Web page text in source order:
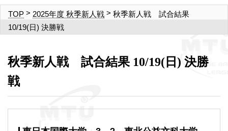
TOP > 2025年度 秋季新人戦 > 秋季新人戦 試合結果
10/19(日) 決勝戦
秋季新人戦 試合結果 10/19(日) 決勝
戦